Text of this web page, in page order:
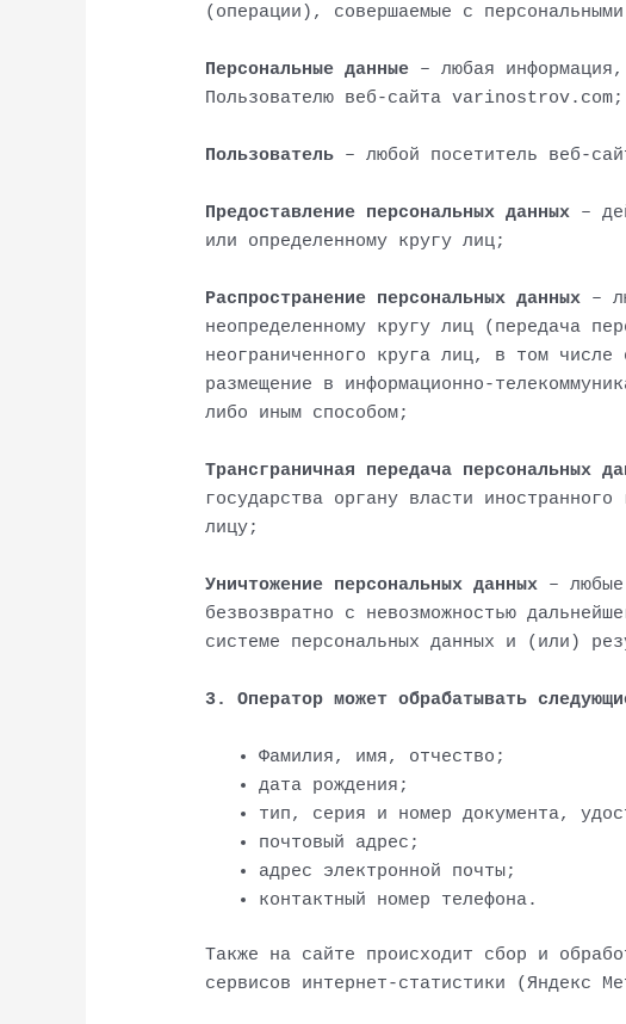
(операции), совершаемые с
Персональные данные – любая
Пользователю веб-сайта varinostrov.com;
Пользователь – любой посетитель веб-
Предоставление персональных данных –
или определенному кругу лиц;
Распространение персональных данных –
неопределенному кругу лиц (передача
неограниченного круга лиц, в том числе
размещение в информационно-
либо иным способом;
Трансграничная передача персональных
государства органу власти
лицу;
Уничтожение персональных данных –
безвозвратно с невозможностью
системе персональных данных и (или)
3. Оператор может обрабатывать
Фамилия, имя, отчество;
дата рождения;
тип, серия и номер документа,
почтовый адрес;
адрес электронной почты;
контактный номер телефона.
Также на сайте происходит сбор и
сервисов интернет-статистики (Яндекс